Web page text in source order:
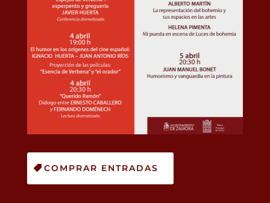
COMPRAR ENTRADAS